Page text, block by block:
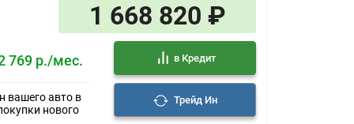
по высоте
1 668 820 ₽
769 р./мес. в Кредит
вашего авто в
нового
Трейд Ин